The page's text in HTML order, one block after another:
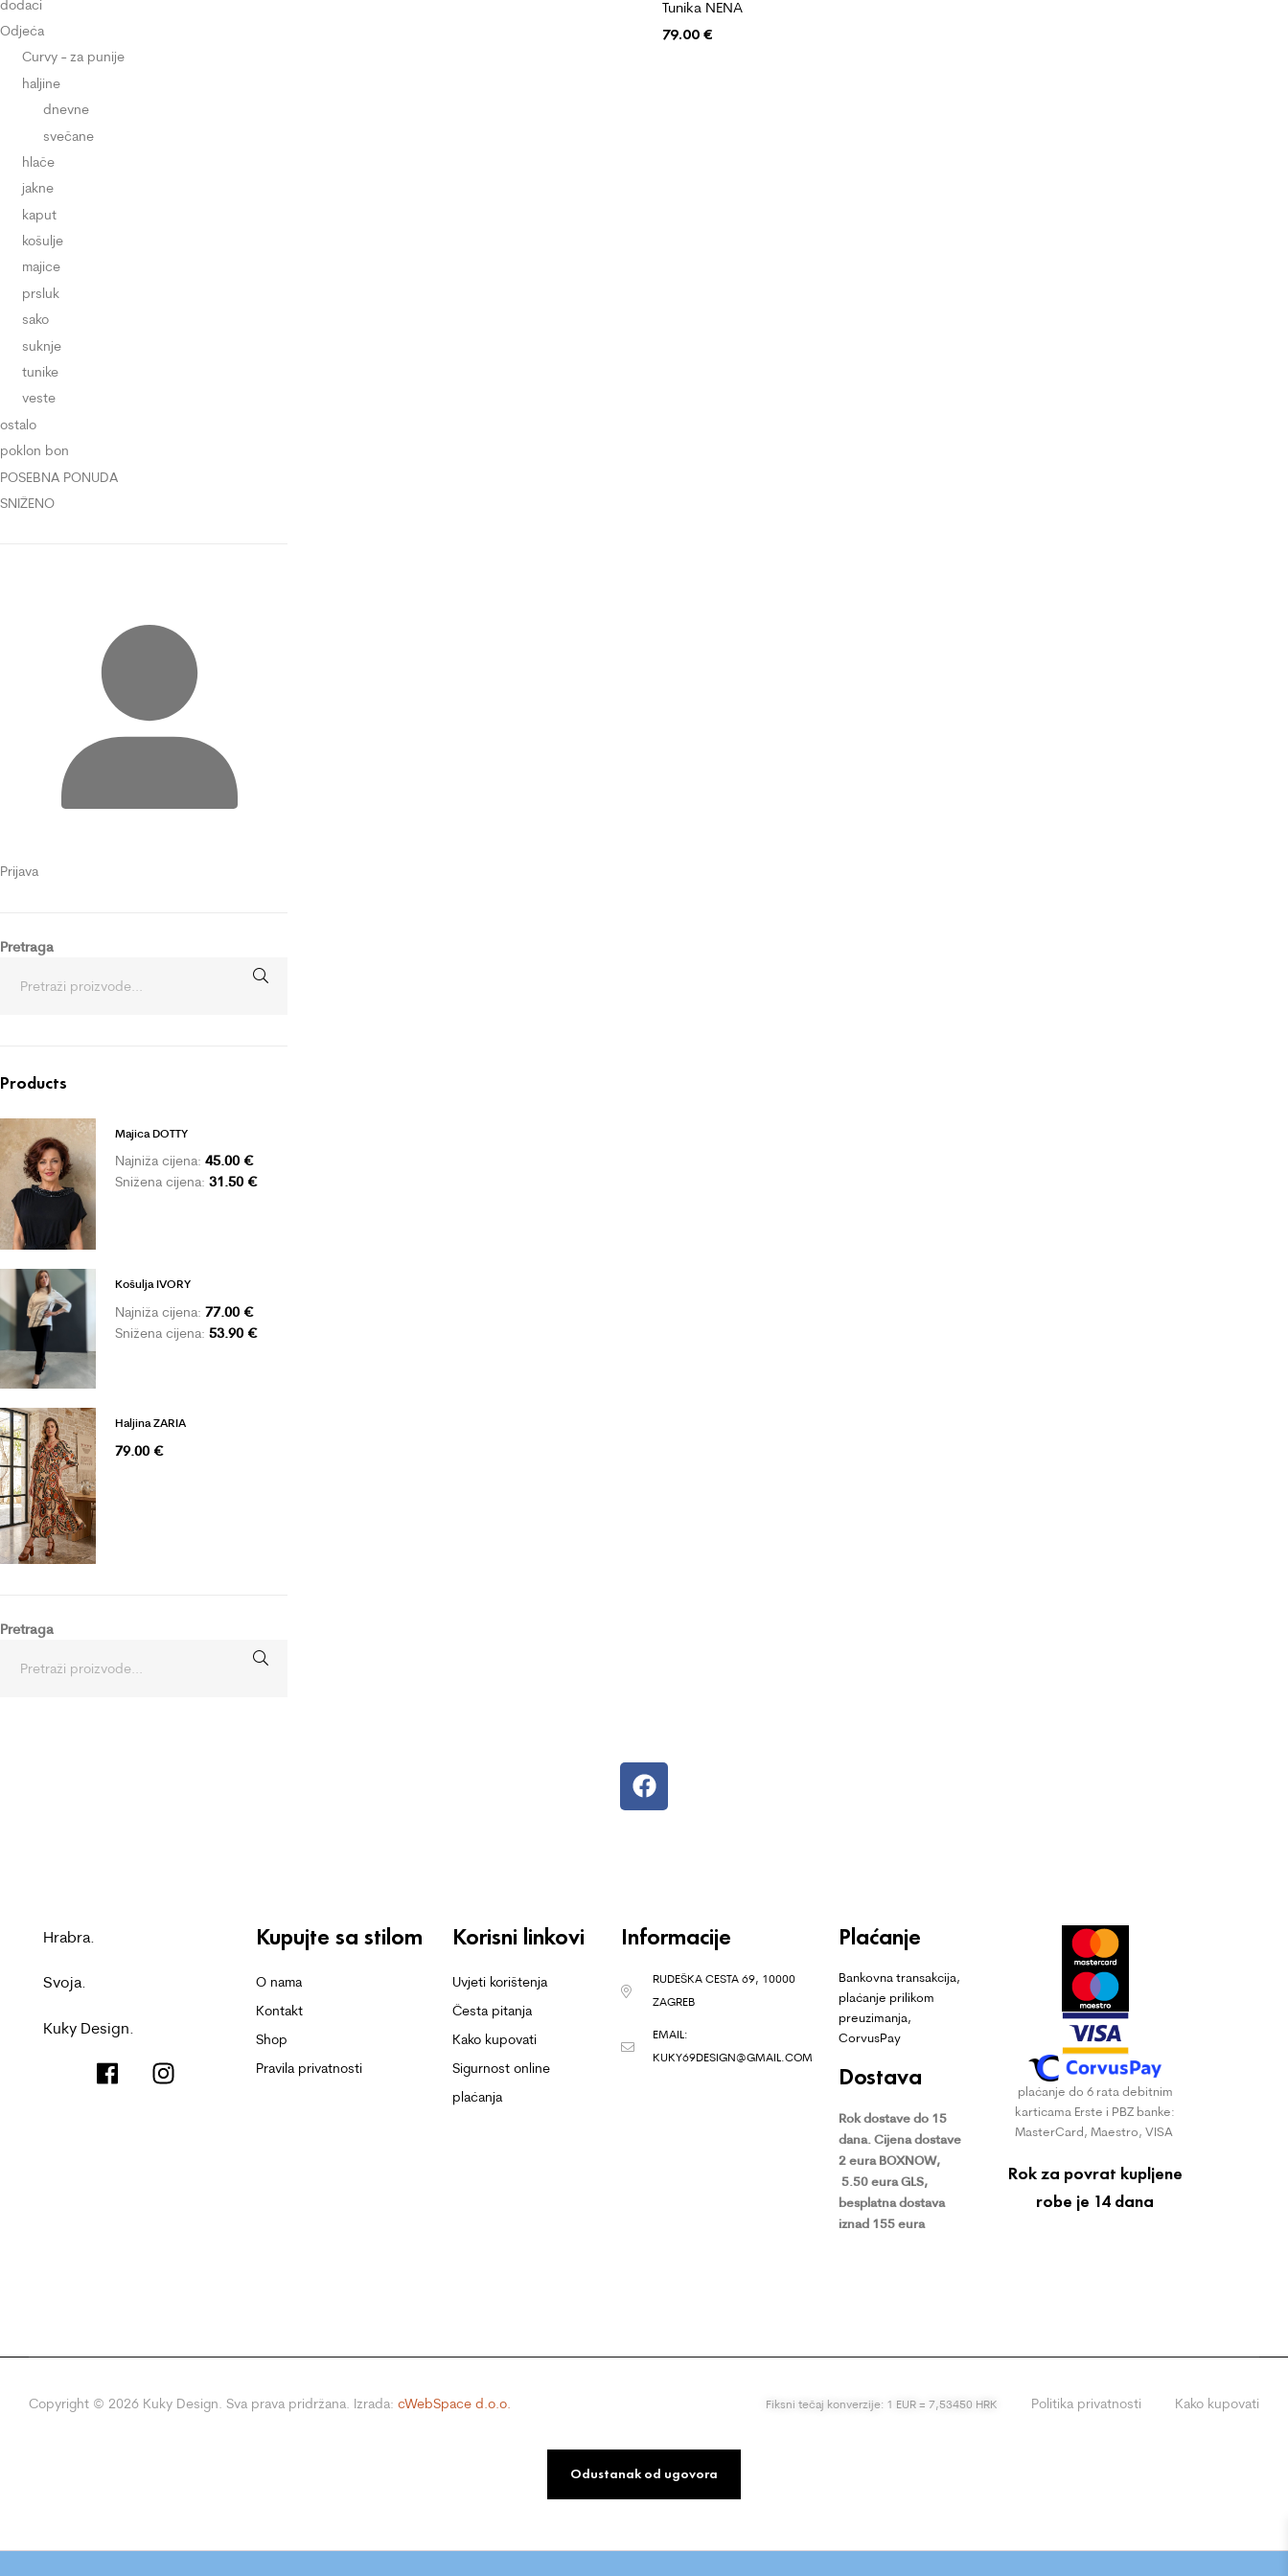
Tunika NENA
79.00€
dodaci
Odjeća
Curvy - za punije
haljine
dnevne
svečane
hlače
jakne
kaput
košulje
majice
prsluk
sako
suknje
tunike
veste
ostalo
poklon bon
POSEBNA PONUDA
SNIŽENO
Prijava
Pretraga
Products
Majica DOTTY
Najniža cijena: 45.00 €
Snižena cijena: 31.50 €
Košulja IVORY
Najniža cijena: 77.00 €
Snižena cijena: 53.90 €
Haljina ZARIA
79.00 €
Pretraga
Hrabra.
Svoja.
Kuky Design.
Kupujte sa stilom
O nama
Kontakt
Shop
Pravila privatnosti
Korisni linkovi
Uvjeti korištenja
Česta pitanja
Kako kupovati
Sigurnost online
plaćanja
Informacije
RUDEŠKA CESTA 69, 10000
ZAGREB
EMAIL:
KUKY69DESIGN@GMAIL.COM
Plaćanje
Bankovna transakcija,
plaćanje prilikom
preuzimanja,
CorvusPay
Dostava
Rok dostave do 15
dana. Cijena dostave
2 eura BOXNOW,
5.50 eura GLS,
besplatna dostava
iznad 155 eura
plaćanje do 6 rata debitnim
karticama Erste i PBZ banke:
MasterCard, Maestro, VISA
Rok za povrat kupljene
robe je 14 dana
Copyright © 2026 Kuky Design. Sva prava pridržana. Izrada: cWebSpace d.o.o. Fiksni tečaj konverzije: 1 EUR = 7,53450 HRK Politika privatnosti Kako kupovati
Odustanak od ugovora